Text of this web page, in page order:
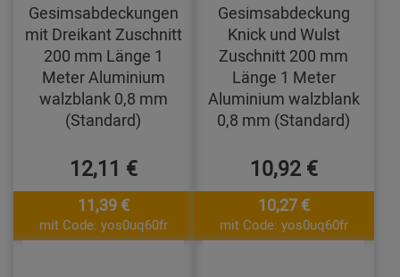
Gesimsabdeckungen
mit Dreikant Zuschnitt
200 mm Länge 1
Meter Aluminium
walzblank 0,8 mm
(Standard)
12,11 €
11,39 €
mit Code: yos0uq60fr
Gesimsabdeckung
Knick und Wulst
Zuschnitt 200 mm
Länge 1 Meter
Aluminium walzblank
0,8 mm (Standard)
10,92 €
10,27 €
mit Code: yos0uq60fr